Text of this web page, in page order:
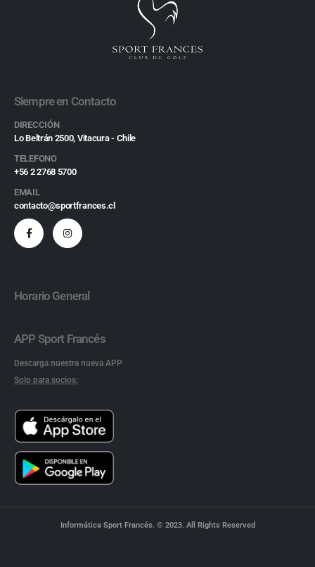
Siempre en Contacto
DIRECCIÓN
Lo Beltrán 2500, Vitacura - Chile
TELEFONO
+56 2 2768 5700
EMAIL
contacto@sportfrances.cl
Horario General
APP Sport Francés
Descarga nuestra nueva APP
Solo para socios:
Informática Sport Francés. © 2023. All Rights Reserved